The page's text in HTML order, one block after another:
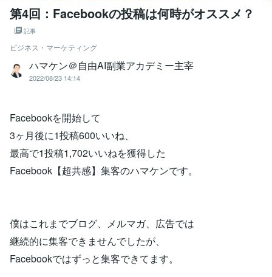
第4回：Facebookの投稿は何時がオススメ？
記事
ビジネス・マーケティング
ハマケン＠自由AI副業アカデミー主宰
2022/08/23 14:14
Facebookを開始して
3ヶ月後に1投稿600いいね、
最高で1投稿1,702いいねを獲得した
Facebook【超共感】集客のハマケンです。
僕はこれまでブログ、メルマガ、広告では
継続的に集客できませんでしたが、
Facebookではずっと集客できてます。